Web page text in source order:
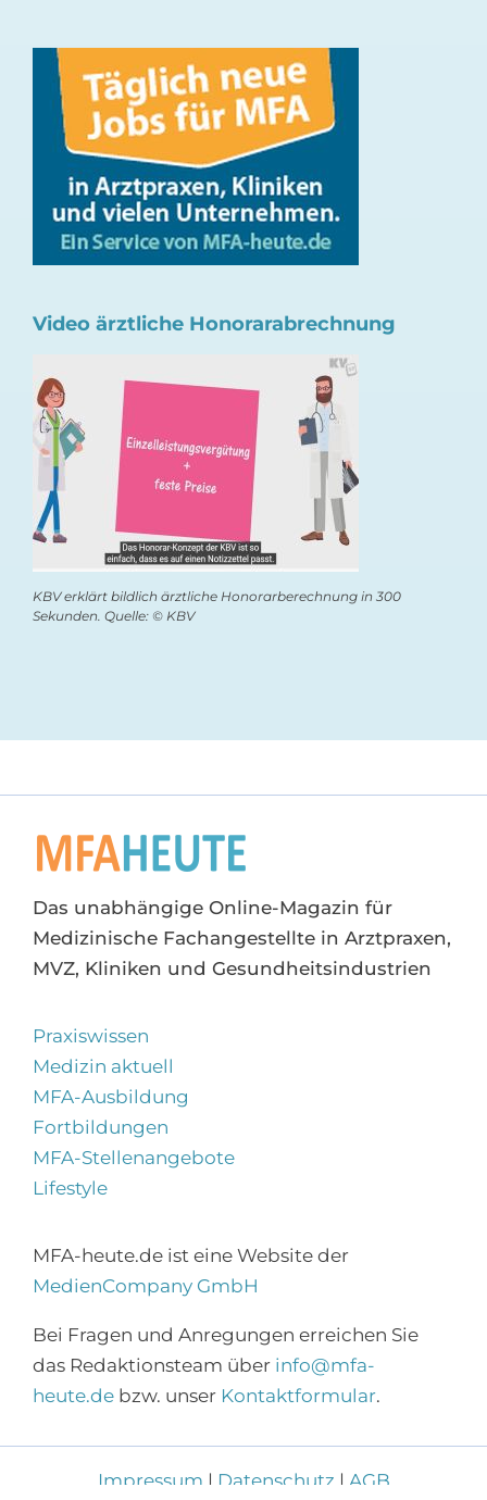
Video ärztliche Honorarabrechnung
KBV erklärt bildlich ärztliche Honorarberechnung in 300
Sekunden. Quelle: © KBV
Das unabhängige Online-Magazin für
Medizinische Fachangestellte in Arztpraxen,
MVZ, Kliniken und Gesundheitsindustrien
Praxiswissen
Medizin aktuell
MFA-Ausbildung
Fortbildungen
MFA-Stellenangebote
Lifestyle
MFA-heute.de ist eine Website der
MedienCompany GmbH
Bei Fragen und Anregungen erreichen Sie
das Redaktionsteam über info@mfa-
heute.debzw. unser Kontaktformular.
Impressum | Datenschutz | AGB
Abonnieren Sie den
MFA-Newsletter!